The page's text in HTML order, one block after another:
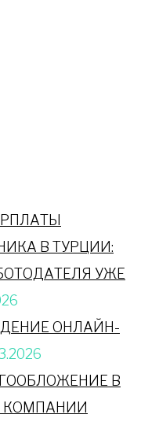
В ТУРЦИИ:
УЖЕ
ОНЛАЙН-
В
КОМПАНИИ